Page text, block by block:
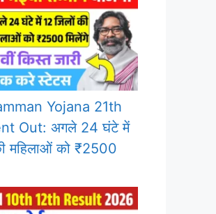
Yojana 21th
Out: अगले 24 घंटे में
महिलाओं को ₹2500